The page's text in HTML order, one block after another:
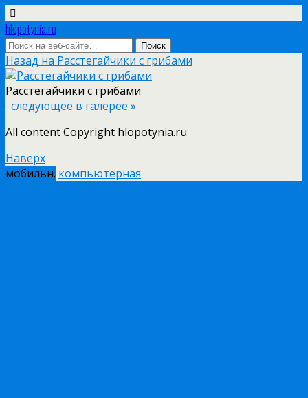
hlopotynia.ru
Назад на Расстегайчики с грибами
Расстегайчики с грибами
следующее в галерее »
All content Copyright hlopotynia.ru
Наверх
мобильн. компьютерная